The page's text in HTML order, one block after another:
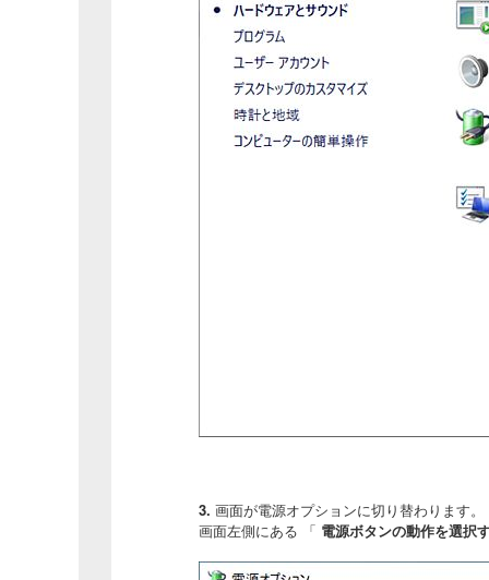
3. 画面が電源オプションに切り替わります。
画面左側にある 「 電源ボタンの動作を選択